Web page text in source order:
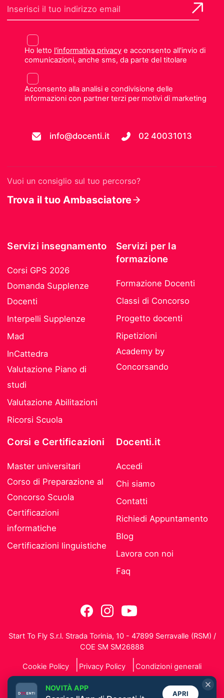
Ho letto l'informativa privacye acconsento all'invio di
comunicazioni, anche sms, da parte del titolare
Acconsento alla analisi e condivisione delle
informazioni con partner terzi per motivi di marketing
info@docenti.it 02 40031013
Vuoi un consiglio sul tuo percorso?
Trova il tuo Ambasciatore
Servizi insegnamento
Corsi GPS 2026
Domanda Supplenze
Docenti
Interpelli Supplenze
Mad
InCattedra
Valutazione Piano di
studi
Valutazione Abilitazioni
Ricorsi Scuola
Servizi per la
formazione
Formazione Docenti
Classi di Concorso
Progetto docenti
Ripetizioni
Academy by
Concorsando
Corsi e Certificazioni
Master universitari
Corso di Preparazione al
Concorso Scuola
Certificazioni
informatiche
Certificazioni linguistiche
Docenti.it
Accedi
Chi siamo
Contatti
Richiedi Appuntamento
Blog
Lavora con noi
Faq
Start To Fly S.r.l. Strada Torinia, 10 - 47899 Serravalle (RSM) /
COE SM SM26888
Cookie Policy Privacy Policy Condizioni generali
NOVITÀ APP
APRI